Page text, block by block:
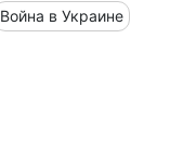
Война в Украине